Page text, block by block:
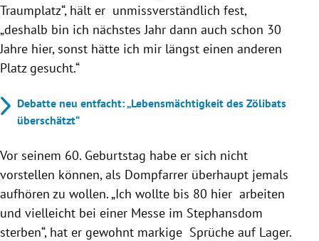
Traumplatz“, hält er unmissverständlich fest,
„deshalb bin ich nächstes Jahr dann auch schon 30
Jahre hier, sonst hätte ich mir längst einen anderen
Platz gesucht.“
Debatte neu entfacht: „Lebensmächtigkeit des Zölibats
überschätzt“
Vor seinem 60. Geburtstag habe er sich nicht
vorstellen können, als Dompfarrer überhaupt jemals
aufhören zu wollen. „Ich wollte bis 80 hier arbeiten
und vielleicht bei einer Messe im Stephansdom
sterben“, hat er gewohnt markige Sprüche auf Lager.